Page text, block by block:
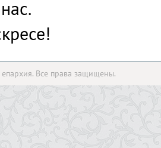
епархия. Все права защищены.